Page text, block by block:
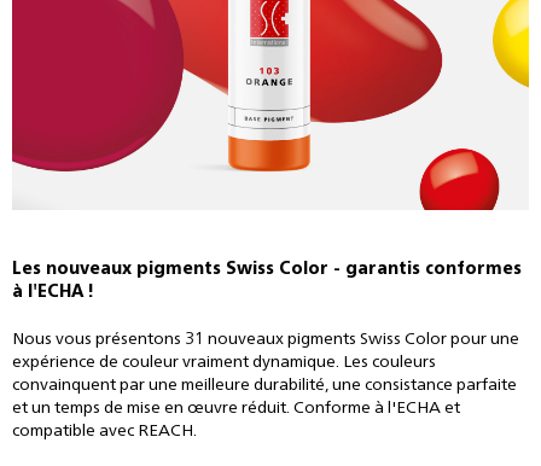
Les nouveaux pigments Swiss Color - garantis conformes
à l'ECHA !
Nous vous présentons 31 nouveaux pigments Swiss Color pour une
expérience de couleur vraiment dynamique. Les couleurs
convainquent par une meilleure durabilité, une consistance parfaite
et un temps de mise en œuvre réduit. Conforme à l'ECHA et
compatible avec REACH.